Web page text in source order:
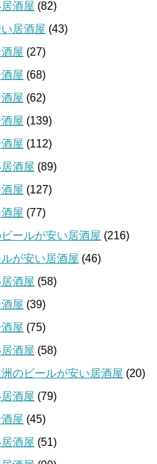
酒屋 (82)
居酒屋 (43)
屋 (27)
屋 (68)
屋 (62)
屋 (139)
屋 (112)
酒屋 (89)
屋 (127)
屋 (77)
ールが安い居酒屋 (216)
が安い居酒屋 (46)
酒屋 (58)
屋 (39)
屋 (75)
酒屋 (58)
のビールが安い居酒屋 (20)
酒屋 (79)
屋 (45)
酒屋 (51)